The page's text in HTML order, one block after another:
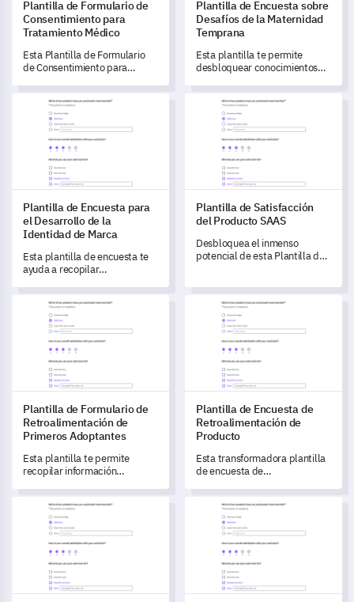
Plantilla de Formulario de
Consentimiento para
Tratamiento Médico
Esta Plantilla de Formulario
de Consentimiento para
permite comprender mejor la
disposición de tus pacientes y
sus posibles preocupaciones
respecto a sus tratamientos
médicos.
Plantilla de Encuesta sobre
Desafíos de la Maternidad
Temprana
Esta plantilla te permite
desbloquear conocimientos
enfrentados durante la
maternidad temprana.
Plantilla de Encuesta para el Desarrollo de la Identidad de
Plantilla de Encuesta para
el Desarrollo de la
Identidad de Marca
Esta plantilla de encuesta te
ayuda a recopilar
marca para dar forma y
fortalecer tu identidad,
impulsando el compromiso
del cliente.
Plantilla de Satisfacción del
Plantilla de Satisfacción
del Producto SAAS
Desbloquea el inmenso
potencial de esta Plantilla de
satisfacción del usuario e
identificar áreas de mejora del
producto.
Plantilla de Formulario de Retroalimentación de Primeros
Plantilla de Formulario de
Retroalimentación de
Primeros Adoptantes
Esta plantilla te permite
recopilar información
adoptantes para impulsar las
mejoras de tu producto.
Plantilla de Encuesta de
Plantilla de Encuesta de
Retroalimentación de
Producto
Esta transformadora plantilla
de encuesta de
producto aprovecha las
increíbles percepciones del
usuario, ayudándote a
profundizar en su experiencia
con el producto, entender
impresiones sobre
características específicas y
capturar valiosas sugerencias
de mejora.
Plantilla de Retroalimentación de Experiencia de Marca
Plantilla de Encuesta de